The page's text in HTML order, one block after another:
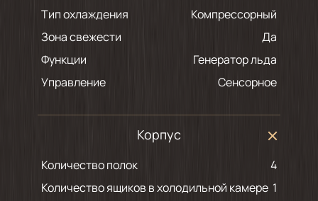
Тип охлаждения
Компрессорный
Зона свежести
Да
Функции
Генератор льда
Управление
Сенсорное
Корпус
Количество полок
4
Количество ящиков в холодильной камере 1